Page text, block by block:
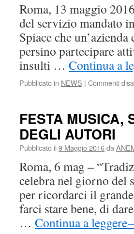
Roma, 13 maggio
del servizio mandato
Spiace che
persino partecipare
insulti … Continua a
Pubblicato in NEWS | Commenti
FESTA MUSICA,
DEGLI AUTORI
Pubblicato il 9 Maggio 2016da
Roma, 6 mag –
celebra nel giorno del
per ricordarci il
farci stare bene, di
… Continua a leggere